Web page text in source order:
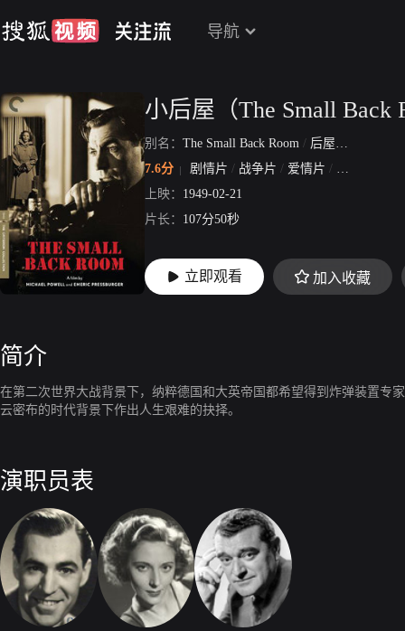
导航
小后屋（The Small Back
别名： The Small Back Room / 后屋疑云
7.6分
剧情片 / 战争片 / 爱情片 / 惊悚片
上映： 1949-02-21
片长： 107分50秒
立即观看 加入收藏
简介
在第二次世界大战背景下，纳粹德国和大英帝国都希望得到炸弹装置专
云密布的时代背景下作出人生艰难的抉择。
演职员表